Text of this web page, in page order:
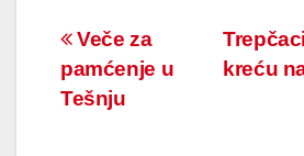
Navigacija
članaka
kreću
Veče za
pamćenje u
Tešnju